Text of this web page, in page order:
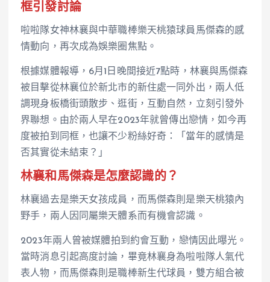
框引發討論
啦啦隊女神林襄與中華職棒樂天桃猿球員馬傑森的感
情動向，再次成為娛樂圈焦點。
根據媒體報導，6月1日晚間接近7點時，林襄與馬傑森
被目擊從林襄位於新北市的新住處一同外出，兩人低
調現身板橋街頭散步、逛街，互動自然，立刻引發外
界聯想。由於兩人早在2023年就曾傳出戀情，如今再
度被拍到同框，也讓不少粉絲好奇：「當年的感情是
否其實從未結束？」
林襄和馬傑森是怎麼認識的？
林襄過去是樂天女孩成員，而馬傑森則是樂天桃猿內
野手，兩人因同屬樂天體系而有機會認識。
2023年兩人曾被媒體拍到約會互動，戀情因此曝光。
當時消息引起高度討論，畢竟林襄身為啦啦隊人氣代
表人物，而馬傑森則是職棒新生代球員，雙方組合被